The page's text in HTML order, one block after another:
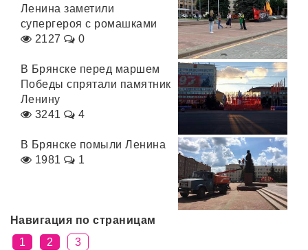
Ленина заметили
супергероя с ромашками
2127
0
В Брянске перед маршем
Победы спрятали памятник
Ленину
3241
4
В Брянске помыли Ленина
1981
1
Навигация по страницам
1
2 3